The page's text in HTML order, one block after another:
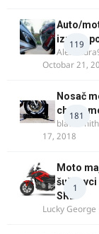
119
Auto/
izrada
Octobar 21,
181
Nosač
chock
blacksmith
17, 2018
1
Moto
šuškavci
SRB
Lucky George